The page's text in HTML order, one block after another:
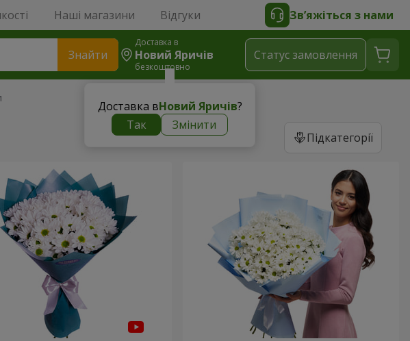
Наші магазини Відгуки Зв’яжіться з нами
Знайти
Доставка в
Новий Яричів
безкоштовно
Доставка вНовий Яричів?
Так
Змінити
Статус замовлення
Підкатегорії